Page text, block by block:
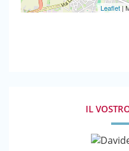
Leaflet |
IL